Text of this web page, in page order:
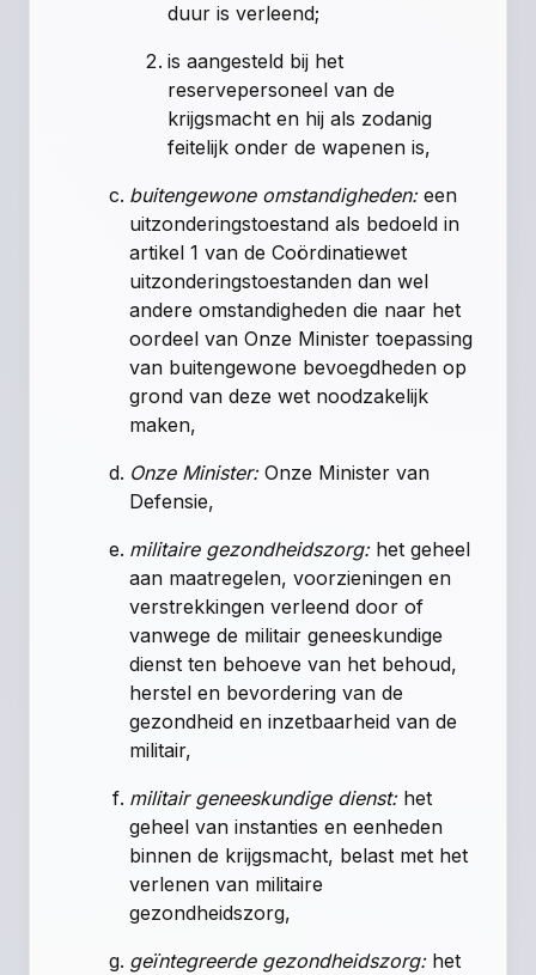
duur is verleend;
is aangesteld bij het
reservepersoneel van de
krijgsmacht en hij als zodanig
feitelijk onder de wapenen is,
buitengewone omstandigheden:een
uitzonderingstoestand als bedoeld in
artikel 1 van de Coördinatiewet
uitzonderingstoestanden dan wel
andere omstandigheden die naar het
oordeel van Onze Minister toepassing
van buitengewone bevoegdheden op
grond van deze wet noodzakelijk
maken,
Onze Minister:Onze Minister van
Defensie,
militaire gezondheidszorg:het geheel
aan maatregelen, voorzieningen en
verstrekkingen verleend door of
vanwege de militair geneeskundige
dienst ten behoeve van het behoud,
herstel en bevordering van de
gezondheid en inzetbaarheid van de
militair,
militair geneeskundige dienst:het
geheel van instanties en eenheden
binnen de krijgsmacht, belast met het
verlenen van militaire
gezondheidszorg,
geïntegreerde gezondheidszorg:het